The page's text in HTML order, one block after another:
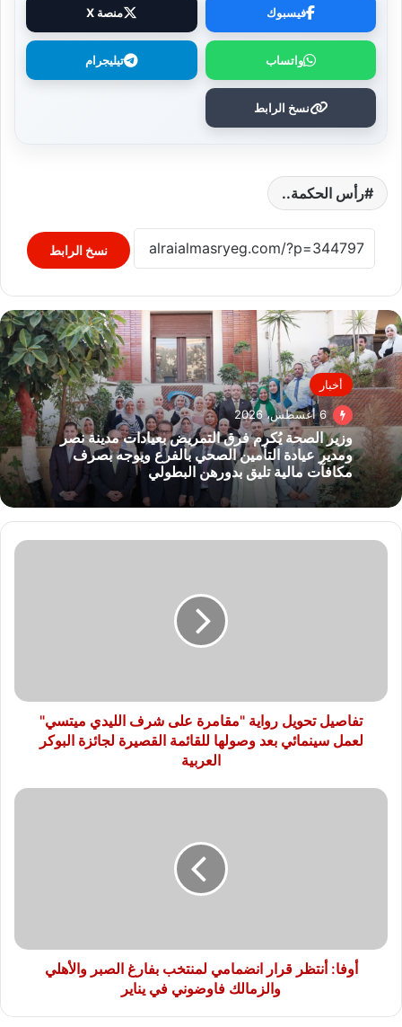
فيسبوك منصة X
واتساب تيليجرام
نسخ الرابط
رأس الحكمة..
نسخ الرابط
أخبار
6 أغسطس، 2026
وزير الصحة يُكرم فرق التمريض بعيادات مدينة نصر
ومدير عيادة التأمين الصحي بالفرع ويوجه بصرف
مكافآت مالية تليق بدورهن البطولي
تفاصيل
لعمل
سينمائي
القصيرة
تفاصيل تحويل رواية "مقامرة على شرف الليدي ميتسي"
لعمل سينمائي بعد وصولها للقائمة القصيرة لجائزة البوكر
العربية
أوفا:
والزمالك
فاوضونيأوفا: أنتظر قرار انضمامي لمنتخب بفارغ الصبر والأهلي
والزمالك فاوضوني في يناير